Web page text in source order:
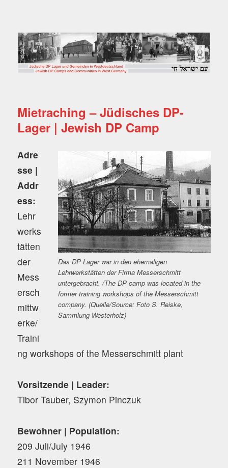
Jüdische DP Lager und
Gemeinden in
Westdeutschland
Mietraching – Jüdisches DP-
Lager | Jewish DP Camp
Das DP Lager war in den ehemaligen
Lehrwerkstätten der Firma Messerschmitt
untergebracht. /The DP camp was located in the
former training workshops of the Messerschmitt
company. (Quelle/Source: Foto S. Reiske,
Sammlung Westerholz)
Adre
sse |
Addr
ess:
Lehr
werks
tätten
der
Mess
ersch
mittw
erke/
Traini
ng workshops of the Messerschmitt plant
Vorsitzende | Leader:
Tibor Tauber, Szymon Pinczuk
Bewohner | Population:
209 Juli/July 1946
211 November 1946